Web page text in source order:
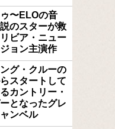
〜ELOの音
のスターが救
ビア・ニュー
ジョン主演作
グ・クルーの
スタートして
カントリー・
となったグレ
ンベル